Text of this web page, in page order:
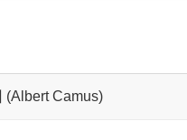
(Albert Camus)